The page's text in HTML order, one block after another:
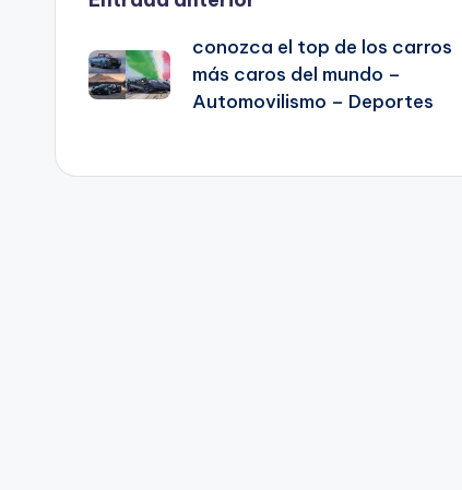
de
entradas
conozca el top de los carros
más caros del mundo –
Automovilismo – Deportes